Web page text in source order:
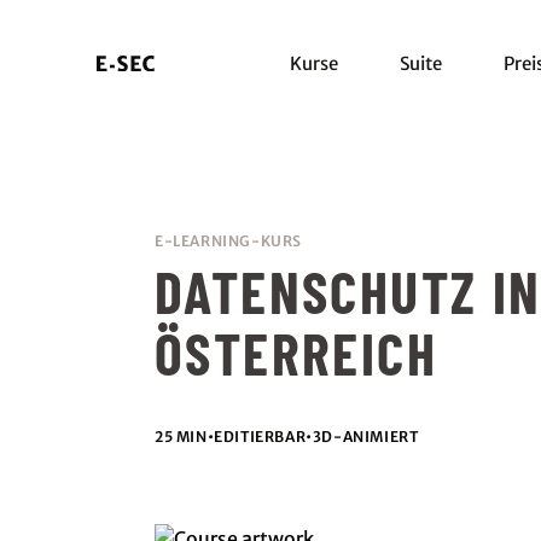
Kurse Suite
E-LEARNING-KURS
DATENSCHUTZ IN
ÖSTERREICH
25 MIN•EDITIERBAR•3D-ANIMIERT